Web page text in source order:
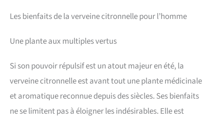
Les bienfaits de la verveine citronnelle pour l’homme
Une plante aux multiples vertus
Si son pouvoir répulsif est un atout majeur en été, la
verveine citronnelle est avant tout une plante médicinale
et aromatique reconnue depuis des siècles. Ses bienfaits
ne se limitent pas à éloigner les indésirables. Elle est